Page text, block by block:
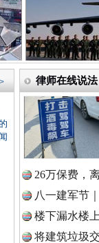
网.
网.
网.
网.
“
高速路
律师在线说法
26万保费，
八一建军节
楼下漏水楼
将建筑垃圾